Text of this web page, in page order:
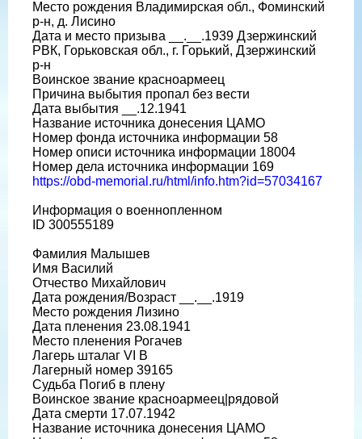
Место рождения Владимирская обл., Фоминский
р-н, д. Лисино
Дата и место призыва __.__.1939 Дзержинский
РВК, Горьковская обл., г. Горький, Дзержинский
р-н
Воинское звание красноармеец
Причина выбытия пропал без вести
Дата выбытия __.12.1941
Название источника донесения ЦАМО
Номер фонда источника информации 58
Номер описи источника информации 18004
Номер дела источника информации 169
https://obd-memorial.ru/html/info.htm?id=57034167
Информация о военнопленном
ID 300555189
Фамилия Малышев
Имя Василий
Отчество Михайлович
Дата рождения/Возраст __.__.1919
Место рождения Лизино
Дата пленения 23.08.1941
Место пленения Рогачев
Лагерь шталаг VI B
Лагерный номер 39165
Судьба Погиб в плену
Воинское звание красноармеец|рядовой
Дата смерти 17.07.1942
Название источника донесения ЦАМО